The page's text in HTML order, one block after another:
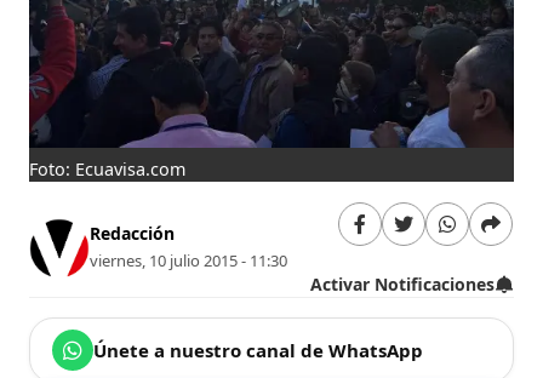
Foto: Ecuavisa.com
Redacción
viernes, 10 julio 2015 - 11:30
Activar Notificaciones
Únete a nuestro canal de WhatsApp